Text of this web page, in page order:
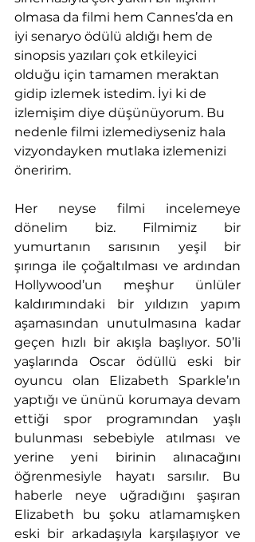
olmasa da filmi hem Cannes’da en
iyi senaryo ödülü aldığı hem de
sinopsis yazıları çok etkileyici
olduğu için tamamen meraktan
gidip izlemek istedim. İyi ki de
izlemişim diye düşünüyorum. Bu
nedenle filmi izlemediyseniz hala
vizyondayken mutlaka izlemenizi
öneririm.
Her neyse filmi incelemeye
dönelim biz. Filmimiz bir
yumurtanın sarısının yeşil bir
şırınga ile çoğaltılması ve ardından
Hollywood’un meşhur ünlüler
kaldırımındaki bir yıldızın yapım
aşamasından unutulmasına kadar
geçen hızlı bir akışla başlıyor. 50’li
yaşlarında Oscar ödüllü eski bir
oyuncu olan Elizabeth Sparkle’ın
yaptığı ve ününü korumaya devam
ettiği spor programından yaşlı
bulunması sebebiyle atılması ve
yerine yeni birinin alınacağını
öğrenmesiyle hayatı sarsılır. Bu
haberle neye uğradığını şaşıran
Elizabeth bu şoku atlamamışken
eski bir arkadaşıyla karşılaşıyor ve